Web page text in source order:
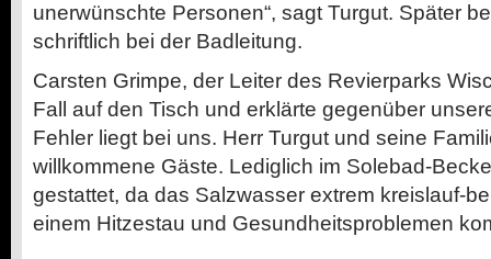
unerwünschte Personen“, sagt Turgut. Später
schriftlich bei der Badleitung.
Carsten Grimpe, der Leiter des Revierparks
Fall auf den Tisch und erklärte gegenüber
Fehler liegt bei uns. Herr Turgut und seine
willkommene Gäste. Lediglich im Solebad-
gestattet, da das Salzwasser extrem kreislauf-
einem Hitzestau und Gesundheitsproblemen